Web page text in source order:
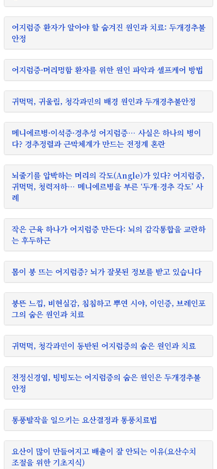
어지럼증 환자가 알아야 할 숨겨진 원인과 치료: 두개경추불
안정
어지럼증·머리멍함 환자를 위한 원인 파악과 셀프케어 방법
귀먹먹, 귀울림, 청각과민의 배경 원인과 두개경추불안정
메니에르병·이석증·경추성 어지럼증… 사실은 하나의 병이
다? 경추정렬과 근막체계가 만드는 전정계 혼란
뇌줄기를 압박하는 머리의 각도(Angle)가 있다? 어지럼증,
귀먹먹, 청력저하… 메니에르병을 부른 ‘두개-경추 각도’ 사
례
작은 근육 하나가 어지럼증 만든다: 뇌의 감각통합을 교란하
는 후두하근
몸이 붕 뜨는 어지럼증? 뇌가 잘못된 정보를 받고 있습니다
붕뜬 느낌, 비현실감, 침침하고 뿌연 시야, 이인증, 브레인포
그의 숨은 원인과 치료
귀먹먹, 청각과민이 동반된 어지럼증의 숨은 원인과 치료
전정신경염, 빙빙도는 어지럼증의 숨은 원인은 두개경추불
안정
통풍발작을 일으키는 요산결정과 통풍치료법
요산이 많이 만들어지고 배출이 잘 안되는 이유(요산수치
조절을 위한 기초지식)